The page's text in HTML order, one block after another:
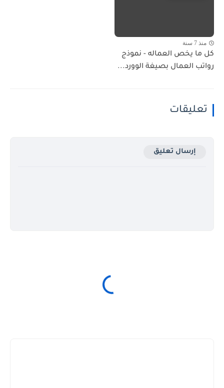
منذ 7 سنة
كل ما يخص العماله - نموذج
رواتب العمال بصيغة الوورد...
تعليقات
إرسال تعليق